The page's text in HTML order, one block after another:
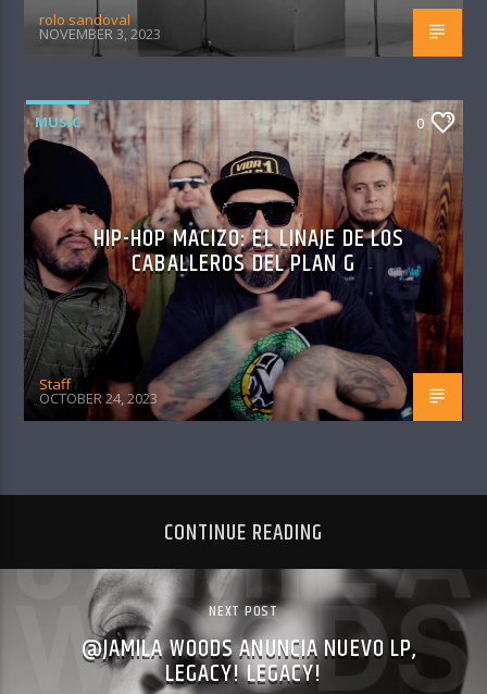
rolo sandoval
NOVEMBER 3, 2023
MUSIC 0
HIP-HOP MACIZO: EL LINAJE DE LOS
CABALLEROS DEL PLAN G
Staff
OCTOBER 24, 2023
CONTINUE READING
NEXT POST
@JAMILA WOODS ANUNCIA NUEVO LP,
LEGACY! LEGACY!